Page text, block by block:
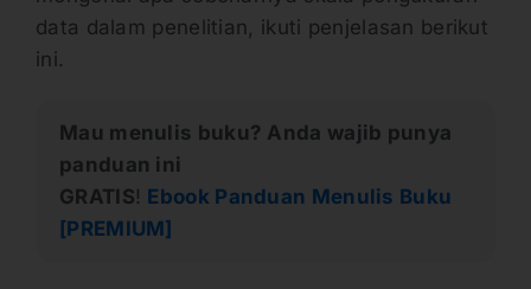
data dalam penelitian, ikuti penjelasan berikut
ini.
Mau menulis buku? Anda wajib punya
panduan ini
GRATIS! Ebook Panduan Menulis Buku
[PREMIUM]